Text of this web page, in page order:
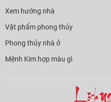
Xem hướng nhà
Vật phẩm phong thủy
Phong thủy nhà ở
Mệnh Kim hợp màu gì